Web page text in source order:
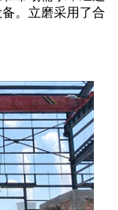
。立磨采用了合